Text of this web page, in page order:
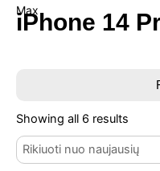
Max
iPhone 14
Showing all 6 results